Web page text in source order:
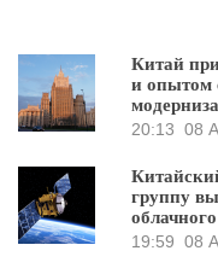
Китай
и опытом
20:13 08
группу
19:59 08